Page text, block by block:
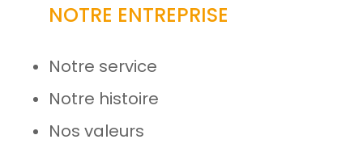
NOTRE ENTREPRISE
Notre service
Notre histoire
Nos valeurs